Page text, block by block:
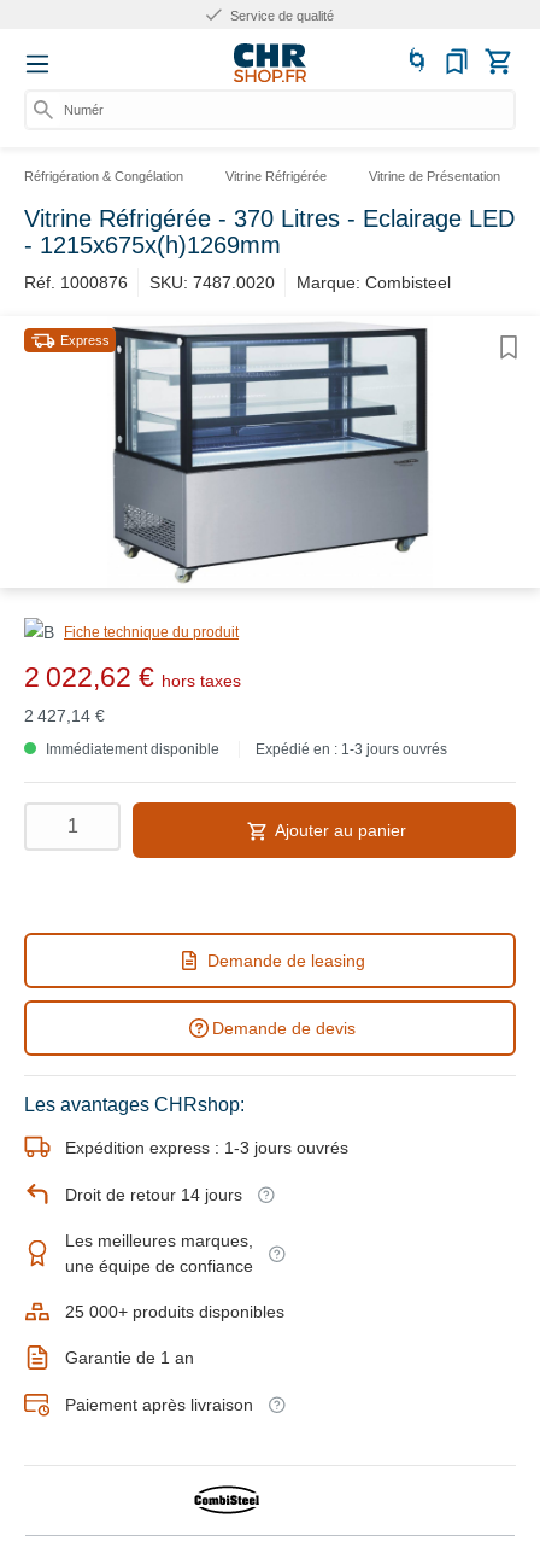
Service de qualité
Numéro
Réfrigération & Congélation Vitrine Réfrigérée Vitrine de Présentation
Vitrine Réfrigérée - 370 Litres - Eclairage LED
- 1215x675x(h)1269mm
Réf. 1000876 SKU: 7487.0020 Marque: Combisteel
Express
Fiche technique du produit
2 022,62 € hors taxes
2 427,14 €
Immédiatement disponible Expédié en : 1-3 jours ouvrés
Ajouter au panier
Demande de leasing
Demande de devis
Les avantages CHRshop:
Expédition express : 1-3 jours ouvrés
Droit de retour 14 jours
Les meilleures marques,
une équipe de confiance
25 000+ produits disponibles
Garantie de 1 an
Paiement après livraison